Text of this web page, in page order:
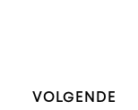
VOLGENDE